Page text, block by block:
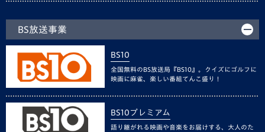
BS放送事業
BS10
全国無料のBS放送局『BS10』。クイズにゴルフに
映画に麻雀、楽しい番組てんこ盛り！
BS10プレミアム
語り継がれる映画や音楽をお届けする、大人のた